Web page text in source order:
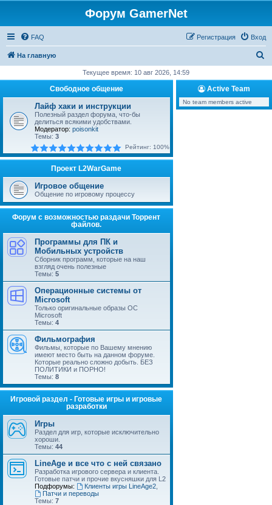
Форум GamerNet
FAQ Вход
Регистрация
На главную
с
Текущее время: 10 авг 2026, 14:59
Свободное общение
Лайф хаки и инструкции
Полезный раздел форума, что-бы
делиться всякими удобствами.
Модератор: poisonkit
Темы: 3
Рейтинг: 100%
Проект L2WarGame
Игровое общение
Общение по игровому процессу
Форум с возможностью раздачи Торрент
файлов.
Программы для ПК и
Мобильных устройств
Сборник программ, которые на наш
взгляд очень полезные
Темы: 5
Операционные системы от
Microsoft
Только оригинальные образы ОС
Microsoft
Темы: 4
Фильмография
Фильмы, которые по Вашему мнению
имеют место быть на данном форуме.
Которые реально сложно добыть. БЕЗ
ПОЛИТИКИ и ПОРНО!
Темы: 8
Игровой раздел - Готовые игры и игровые
разработки
Игры
Раздел для игр, которые исключительно
хороши.
Темы: 44
LineAge и все что с ней связано
Разработка игрового сервера и клиента.
Готовые патчи и прочие вкусняшки для L2
Подфорумы:
Клиенты игры LineAge2,
Патчи и переводы
Темы: 7
Active Team
No team members active